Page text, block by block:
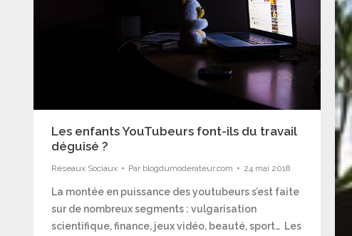
Les enfants YouTubeurs font-ils du travail
déguisé ?
Réseaux Sociaux Par blogdumoderateur.com 24 mai 2018
La montée en puissance des youtubeurs s’est faite
sur de nombreux segments : vulgarisation
scientifique, finance, jeux vidéo, beauté, sport… Les